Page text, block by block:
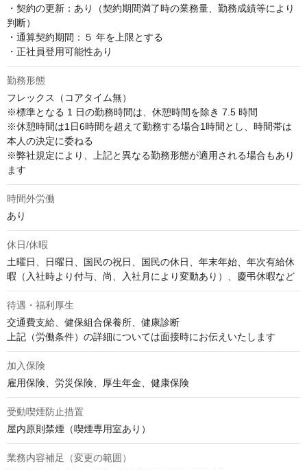
・契約の更新：あり（契約期間満了時の業務量、勤務成績等により
判断）
・通算契約期間：５ 年を上限とする
・正社員登用可能性あり
勤務形態
フレックス（コアタイム無）
※標準となる 1 日の勤務時間は、休憩時間を除き 7.5 時間
※休憩時間は1日6時間を超えて勤務する場合1時間とし、時間帯は
本人の決定に委ねる
※弊社規定により、上記と異なる勤務形態が適用される場合もあり
ます
時間外労働
あり
休日/休暇
土曜日、日曜日、国民の祝日、国民の休日、年末年始、年次有給休
暇（入社時より付与、尚、入社月により変動あり）、慶弔休暇など
待遇・福利厚生
交通費支給、健保組合保養所、健康診断
上記（労働条件）の詳細については面接時にお伝えいたします
加入保険
雇用保険、労災保険、厚生年金、健康保険
受動喫煙防止措置
屋内原則禁煙（喫煙専用室あり）
業務内容補足（変更の範囲）